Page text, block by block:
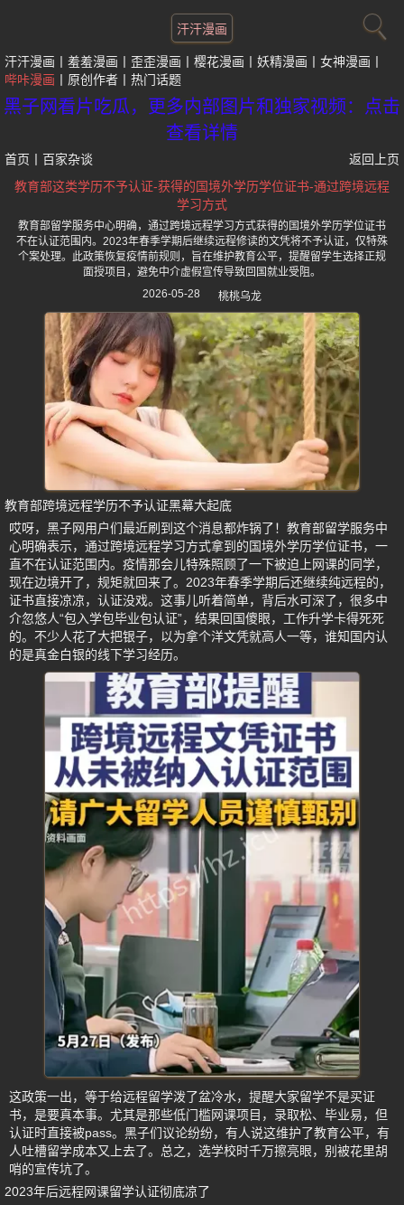
汗汗漫画
汗汗漫画 羞羞漫画 歪歪漫画 樱花漫画 妖精漫画
女神漫画
哔咔漫画
原创作者 热门话题
黑子网看片吃瓜，更多内部图片和独家视频：点击
查看详情
首页 百家杂谈
返回上页
教育部这类学历不予认证-获得的国境外学历学位证书-通过跨境远程
学习方式
教育部留学服务中心明确，通过跨境远程学习方式获得的国境外学历学位证书
不在认证范围内。2023年春季学期后继续远程修读的文凭将不予认证，仅特殊
个案处理。此政策恢复疫情前规则，旨在维护教育公平，提醒留学生选择正规
面授项目，避免中介虚假宣传导致回国就业受阻。
2026-05-28
桃桃乌龙
教育部跨境远程学历不予认证黑幕大起底
哎呀，黑子网用户们最近刷到这个消息都炸锅了！教育部留学服务中
心明确表示，通过跨境远程学习方式拿到的国境外学历学位证书，一
直不在认证范围内。疫情那会儿特殊照顾了一下被迫上网课的同学，
现在边境开了，规矩就回来了。2023年春季学期后还继续纯远程的，
证书直接凉凉，认证没戏。这事儿听着简单，背后水可深了，很多中
介忽悠人“包入学包毕业包认证”，结果回国傻眼，工作升学卡得死死
的。不少人花了大把银子，以为拿个洋文凭就高人一等，谁知国内认
的是真金白银的线下学习经历。
这政策一出，等于给远程留学泼了盆冷水，提醒大家留学不是买证
书，是要真本事。尤其是那些低门槛网课项目，录取松、毕业易，但
认证时直接被pass。黑子们议论纷纷，有人说这维护了教育公平，有
人吐槽留学成本又上去了。总之，选学校时千万擦亮眼，别被花里胡
哨的宣传坑了。
2023年后远程网课留学认证彻底凉了